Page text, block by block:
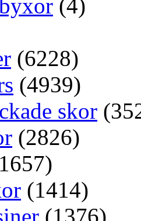
(4)
(6228)
(4939)
skor
(2826)
(1414)
(1376)